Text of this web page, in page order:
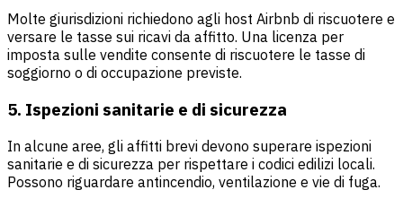
Molte giurisdizioni richiedono agli host Airbnb di riscuotere e
versare le tasse sui ricavi da affitto. Una licenza per
imposta sulle vendite consente di riscuotere le tasse di
soggiorno o di occupazione previste.
5. Ispezioni sanitarie e di sicurezza
In alcune aree, gli affitti brevi devono superare ispezioni
sanitarie e di sicurezza per rispettare i codici edilizi locali.
Possono riguardare antincendio, ventilazione e vie di fuga.